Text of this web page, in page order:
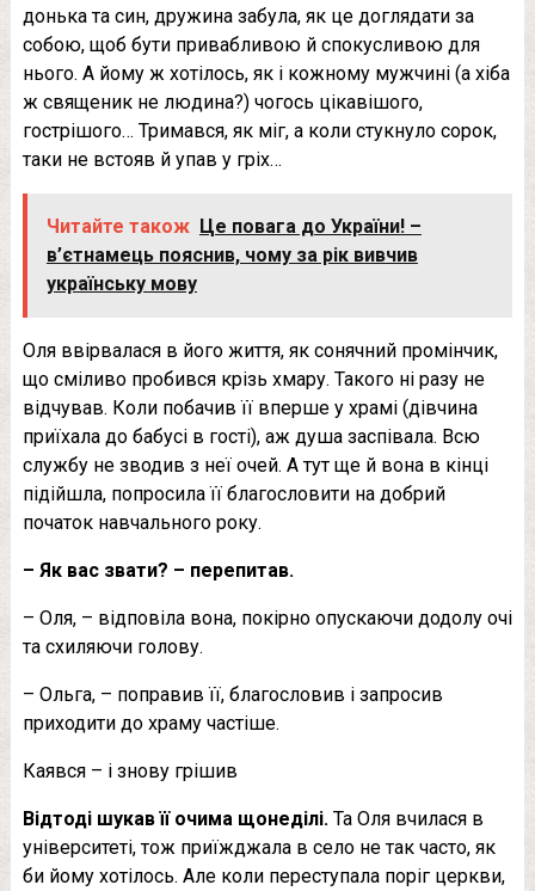
донька та син, дружина забула, як це доглядати за
собою, щоб бути привабливою й спокусливою для
нього. А йому ж хотілось, як і кожному мужчині (а хіба
ж священик не людина?) чогось цікавішого,
гострішого… Тримався, як міг, а коли стукнуло сорок,
таки не встояв й упав у грiх…
Читайте також Це повага до України! –
в’єтнамець пояснив, чому за рік вивчив
українську мову
Оля ввірвалася в його життя, як сонячний промінчик,
що сміливо пробився крізь хмару. Такого ні разу не
відчував. Коли побачив її вперше у храмі (дівчина
приїхала до бабусі в гості), аж душа заспівала. Всю
службу не зводив з неї очей. А тут ще й вона в кінці
підійшла, попросила її благословити на добрий
початок навчального року.
– Як вас звати? – перепитав.
– Оля, – відповіла вона, покірно опускаючи додолу очі
та схиляючи голову.
– Ольга, – поправив її, благословив і запросив
приходити до храму частіше.
Каявся – і знову грішив
Відтоді шукав її очима щонеділі. Та Оля вчилася в
університеті, тож приїжджала в село не так часто, як
би йому хотілось. Але коли переступала поріг церкви,